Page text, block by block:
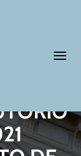
G
L
E